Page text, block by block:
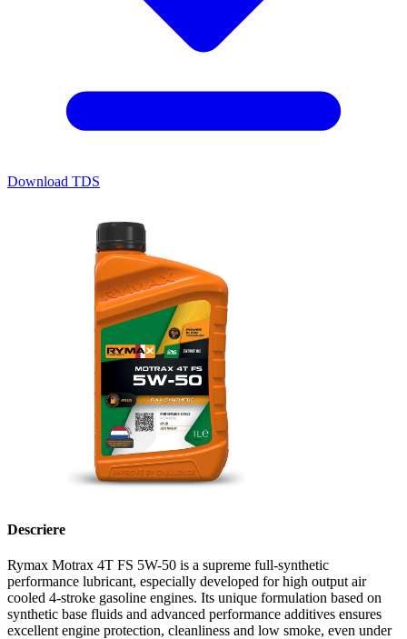
Download TDS
Descriere
Rymax Motrax 4T FS 5W-50 is a supreme full-synthetic
performance lubricant, especially developed for high output air
cooled 4-stroke gasoline engines. Its unique formulation based on
synthetic base fluids and advanced performance additives ensures
excellent engine protection, cleanliness and low smoke, even under